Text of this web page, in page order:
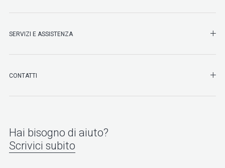
SERVIZI E ASSISTENZA
CONTATTI
Hai bisogno di aiuto?
Scrivici subito